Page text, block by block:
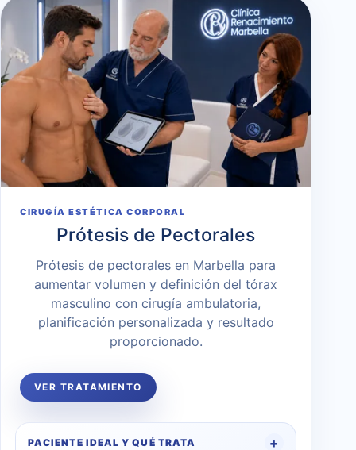
CIRUGÍA ESTÉTICA CORPORAL
Prótesis de Pectorales
Prótesis de pectorales en Marbella para
aumentar volumen y definición del tórax
masculino con cirugía ambulatoria,
planificación personalizada y resultado
proporcionado.
VER TRATAMIENTO
PACIENTE IDEAL Y QUÉ TRATA